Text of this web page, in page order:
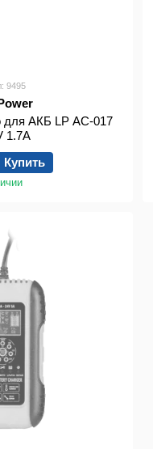
9495
для АКБ LP AC-017
1.7A
Купить